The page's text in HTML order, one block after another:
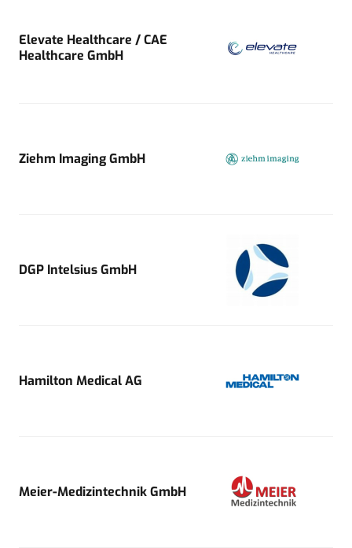
Elevate Healthcare / CAE
Healthcare GmbH
Ziehm Imaging GmbH
DGP Intelsius GmbH
Hamilton Medical AG
Meier-Medizintechnik GmbH